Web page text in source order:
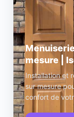
mesure |
Installation et
sur mesure
confort de